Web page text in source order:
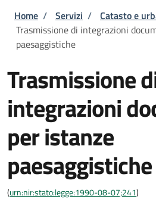
Briciole di pane
Home / Servizi / Catasto e
Trasmissione di integrazioni
paesaggistiche
Trasmissione
integrazioni
per istanze
paesaggistiche
(urn:nir:stato:legge:1990-08-07;241)